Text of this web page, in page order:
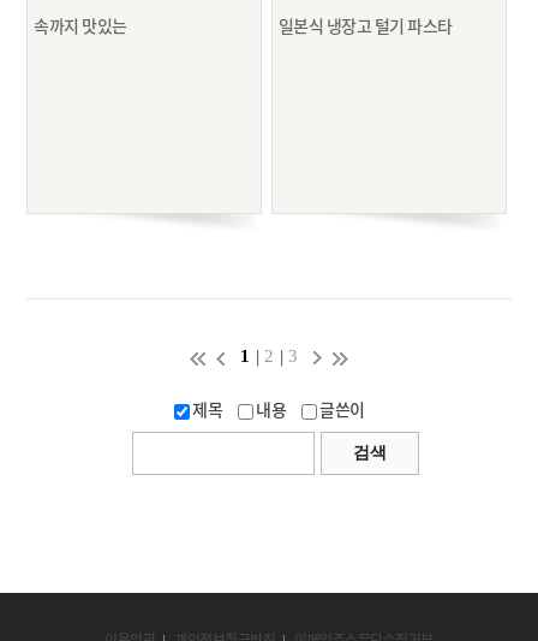
속까지 맛있는 일본식 냉장고 털기 파스타
1 | 2 | 3
제목 내용 글쓴이